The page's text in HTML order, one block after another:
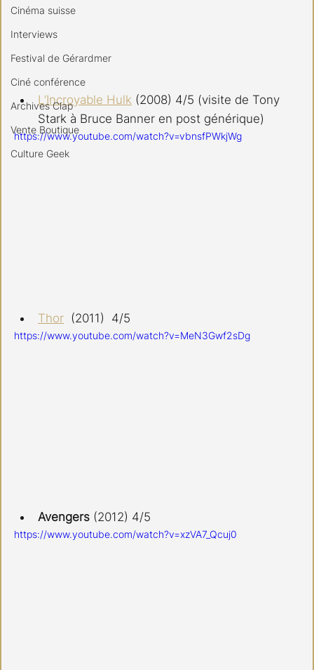
Cinéma suisse
Interviews
Festival de Gérardmer
Ciné conférence
Archives Clap
Vente Boutique
Culture Geek
L’Incroyable Hulk (2008) 4/5 (visite de Tony
Stark à Bruce Banner en post générique)
https://www.youtube.com/watch?v=vbnsfPWkjWg
Thor (2011)  4/5
https://www.youtube.com/watch?v=MeN3Gwf2sDg
Avengers (2012) 4/5
https://www.youtube.com/watch?v=xzVA7_Qcuj0